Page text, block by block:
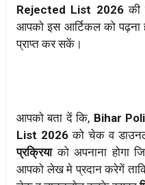
Rejected List 2026की
आपको इस आर्टिकल को पढ़ना
प्राप्त कर सकें।
आपको बता दें कि, Bihar
List 2026को चेक व
प्रक्रियाको अपनाना होगा
आपको लेख मे प्रदान करेगें